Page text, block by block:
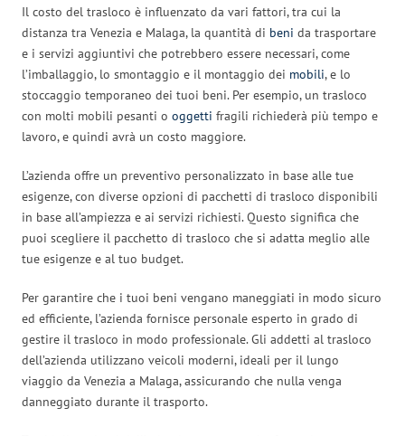
Il costo del trasloco è influenzato da vari fattori, tra cui la
distanza tra Venezia e Malaga, la quantità di beni da trasportare
e i servizi aggiuntivi che potrebbero essere necessari, come
l’imballaggio, lo smontaggio e il montaggio dei mobili, e lo
stoccaggio temporaneo dei tuoi beni. Per esempio, un trasloco
con molti mobili pesanti o oggetti fragili richiederà più tempo e
lavoro, e quindi avrà un costo maggiore.
L’azienda offre un preventivo personalizzato in base alle tue
esigenze, con diverse opzioni di pacchetti di trasloco disponibili
in base all’ampiezza e ai servizi richiesti. Questo significa che
puoi scegliere il pacchetto di trasloco che si adatta meglio alle
tue esigenze e al tuo budget.
Per garantire che i tuoi beni vengano maneggiati in modo sicuro
ed efficiente, l’azienda fornisce personale esperto in grado di
gestire il trasloco in modo professionale. Gli addetti al trasloco
dell’azienda utilizzano veicoli moderni, ideali per il lungo
viaggio da Venezia a Malaga, assicurando che nulla venga
danneggiato durante il trasporto.